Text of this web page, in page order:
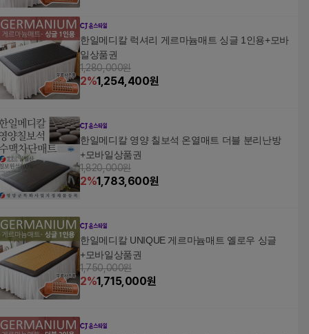
한일메디칼 럭셔리 게르마늄매트 싱글 1인용+모바
일상품권
1,280,000원
2%1,254,400원
한일메디칼 영양 칠보석 온열매트 더블 분리난방
+모바일상품권
1,820,000원
2%1,783,600원
한일메디칼 UNIQUE 게르마늄매트 옐로우 싱글
+모바일상품권
1,750,000원
2%1,715,000원